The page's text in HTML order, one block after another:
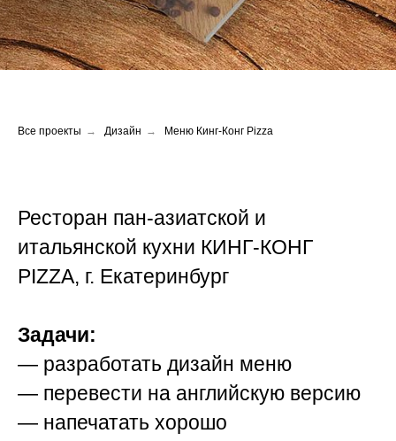
Все проекты → Дизайн → Меню Кинг-Конг Pizza
Ресторан пан-азиатской и
итальянской кухни КИНГ-КОНГ
PIZZA, г. Екатеринбург
Задачи:
— разработать дизайн меню
— перевести на английскую версию
— напечатать хорошо